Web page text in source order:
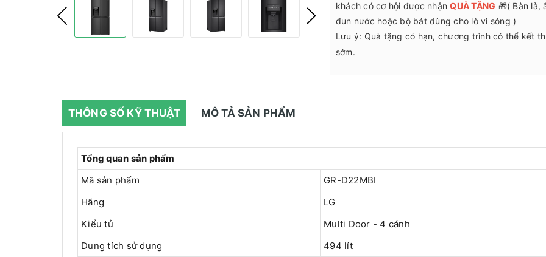
khách có cơ hội được nhậnQUÀ TẶNG 🎁( Bàn là,
đun nước hoặc bộ bát dùng cho lò vi sóng )
Lưu ý: Quà tặng có hạn, chương trình có thể kết
sớm.
THÔNG SỐ KỸ THUẬT MÔ TẢ SẢN PHẨM
Tổng quan sản phẩm
Mã sản phẩm
GR-D22MBI
Hãng
LG
Kiểu tủ
Multi Door - 4 cánh
Dung tích sử dụng
494 lít